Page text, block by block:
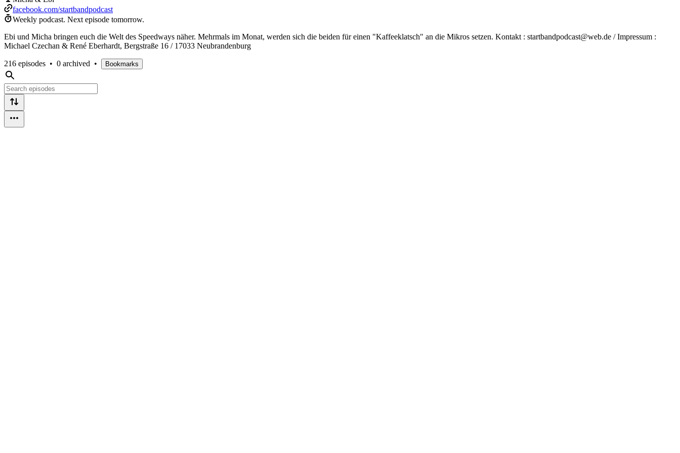
facebook.com/startbandpodcast
Weekly podcast. Next episode tomorrow.
Ebi und Micha bringen euch die Welt des Speedways näher. Mehrmals im Monat, werden sich die beiden für einen "Kaffeeklatsch" an die Mikros setzen. Kontakt : startbandpodcast@web.de / Impressum :
Michael Czechan & René Eberhardt, Bergstraße 16 / 17033 Neubrandenburg
216 episodes • 0 archived • Bookmarks